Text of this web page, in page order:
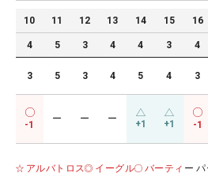
10 11 12 13 14 15 16
4 5 3 4 4 3 4
3 5 3 4 5 4 3
-1
ー ー ー +1 +1 -1
アルバトロス イーグル バーティ ー